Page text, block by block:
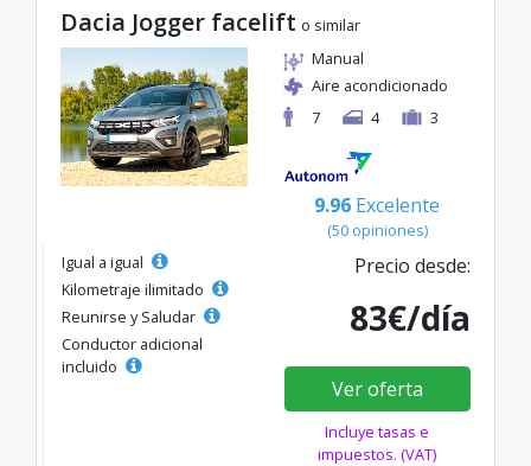
de la categoría seleccionada, con tarifas
excelentes desde solo 83€/día.
Dacia Jogger facelift o similar
Manual
Aire acondicionado
7
4 3
9.96 Excelente
(50 opiniones)
Igual a igual
Kilometraje ilimitado
Reunirse y Saludar
Conductor adicional
incluido
Precio desde:
83€/día
Ver oferta
Incluye tasas e
impuestos. (VAT)